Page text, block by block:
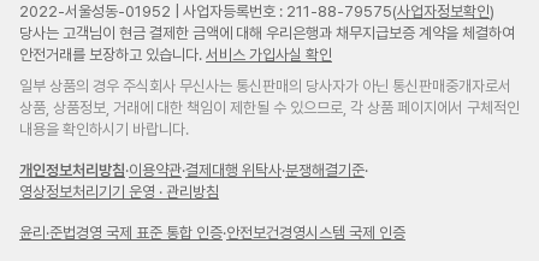
2022-서울성동-01952 | 사업자등록번호 : 211-88-79575(사업자정보확인)
당사는 고객님이 현금 결제한 금액에 대해 우리은행과 채무지급보증 계약을 체결하여
안전거래를 보장하고 있습니다. 서비스 가입사실 확인
일부 상품의 경우 주식회사 무신사는 통신판매의 당사자가 아닌 통신판매중개자로서
상품, 상품정보, 거래에 대한 책임이 제한될 수 있으므로, 각 상품 페이지에서 구체적인
내용을 확인하시기 바랍니다.
개인정보처리방침·이용약관·결제대행 위탁사·분쟁해결기준·
영상정보처리기기 운영 · 관리방침
윤리 ·준법경영 국제 표준 통합 인증·안전보건경영시스템 국제 인증